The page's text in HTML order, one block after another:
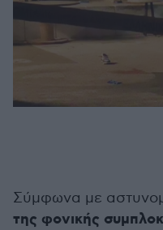
Σύμφωνα με
της φονικής